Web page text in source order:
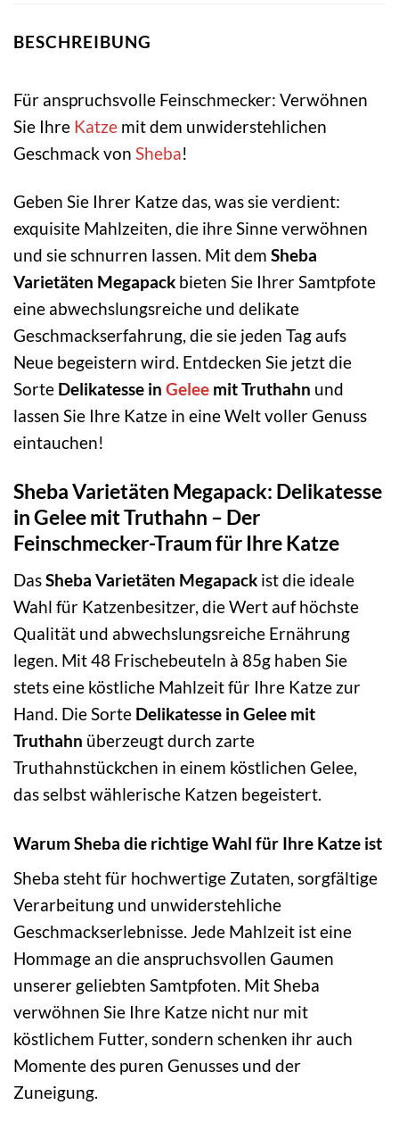
BESCHREIBUNG
Für anspruchsvolle Feinschmecker: Verwöhnen
Sie Ihre Katze mit dem unwiderstehlichen
Geschmack von Sheba!
Geben Sie Ihrer Katze das, was sie verdient:
exquisite Mahlzeiten, die ihre Sinne verwöhnen
und sie schnurren lassen. Mit dem Sheba
Varietäten Megapack bieten Sie Ihrer Samtpfote
eine abwechslungsreiche und delikate
Geschmackserfahrung, die sie jeden Tag aufs
Neue begeistern wird. Entdecken Sie jetzt die
Sorte Delikatesse in Gelee mit Truthahn und
lassen Sie Ihre Katze in eine Welt voller Genuss
eintauchen!
Sheba Varietäten Megapack: Delikatesse
in Gelee mit Truthahn – Der
Feinschmecker-Traum für Ihre Katze
DasSheba Varietäten Megapack ist die ideale
Wahl für Katzenbesitzer, die Wert auf höchste
Qualität und abwechslungsreiche Ernährung
legen. Mit 48 Frischebeuteln à 85g haben Sie
stets eine köstliche Mahlzeit für Ihre Katze zur
Hand. Die Sorte Delikatesse in Gelee mit
Truthahn überzeugt durch zarte
Truthahnstückchen in einem köstlichen Gelee,
das selbst wählerische Katzen begeistert.
Warum Sheba die richtige Wahl für Ihre Katze ist
Sheba steht für hochwertige Zutaten, sorgfältige
Verarbeitung und unwiderstehliche
Geschmackserlebnisse. Jede Mahlzeit ist eine
Hommage an die anspruchsvollen Gaumen
unserer geliebten Samtpfoten. Mit Sheba
verwöhnen Sie Ihre Katze nicht nur mit
köstlichem Futter, sondern schenken ihr auch
Momente des puren Genusses und der
Zuneigung.